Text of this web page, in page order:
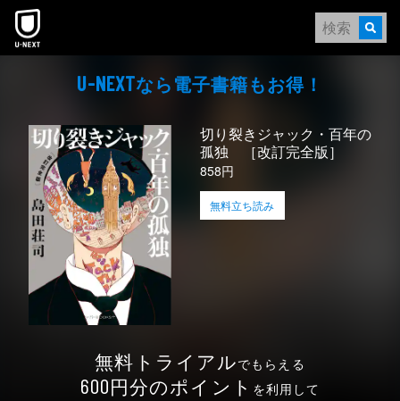
本文へスキップ
U-NEXTなら電⼦書籍もお得！
切り裂きジャック・百年の
孤独 ［改訂完全版］
858円
無料立ち読み
無料トライアルでもらえる
600円分のポイント を利用して